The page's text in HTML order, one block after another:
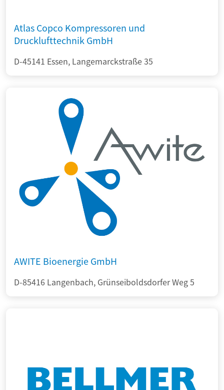
Atlas Copco Kompressoren und
Drucklufttechnik GmbH
D-45141 Essen, Langemarckstraße 35
AWITE Bioenergie GmbH
D-85416 Langenbach, Grünseiboldsdorfer Weg 5